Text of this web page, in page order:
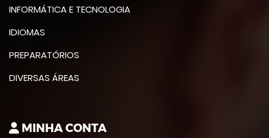
INFORMÁTICA E TECNOLOGIA
IDIOMAS
PREPARATÓRIOS
DIVERSAS ÁREAS
MINHA CONTA